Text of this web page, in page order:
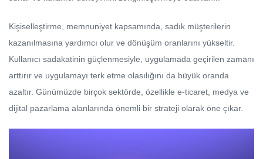
Kişiselleştirme, memnuniyet kapsamında, sadık müşterilerin
kazanılmasına yardımcı olur ve dönüşüm oranlarını yükseltir.
Kullanıcı sadakatinin güçlenmesiyle, uygulamada geçirilen zamanı
arttırır ve uygulamayı terk etme olasılığını da büyük oranda
azaltır. Günümüzde birçok sektörde, özellikle e-ticaret, medya ve
dijital pazarlama alanlarında önemli bir strateji olarak öne çıkar.